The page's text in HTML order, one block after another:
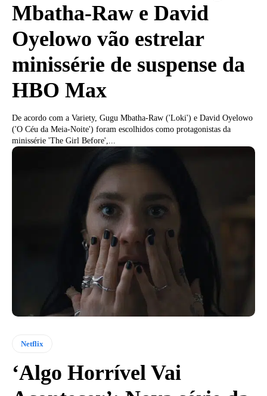
Mbatha-Raw e David
Oyelowo vão estrelar
minissérie de suspense da
HBO Max
De acordo com a Variety, Gugu Mbatha-Raw ('Loki') e David Oyelowo
('O Céu da Meia-Noite') foram escolhidos como protagonistas da
minissérie 'The Girl Before',...
Netflix
‘Algo Horrível Vai